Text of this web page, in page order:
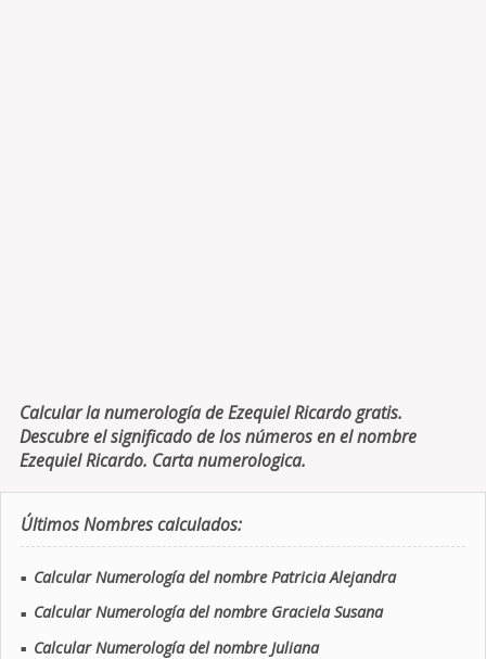
Calcular la numerología de Ezequiel Ricardo gratis.
Descubre el significado de los números en el nombre
Ezequiel Ricardo. Carta numerologica.
Últimos Nombres calculados:
■ Calcular Numerología del nombre Patricia Alejandra
■ Calcular Numerología del nombre Graciela Susana
■ Calcular Numerología del nombre Juliana